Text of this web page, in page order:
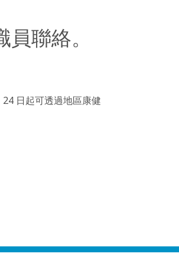
聯絡。
日起可透過地區康健